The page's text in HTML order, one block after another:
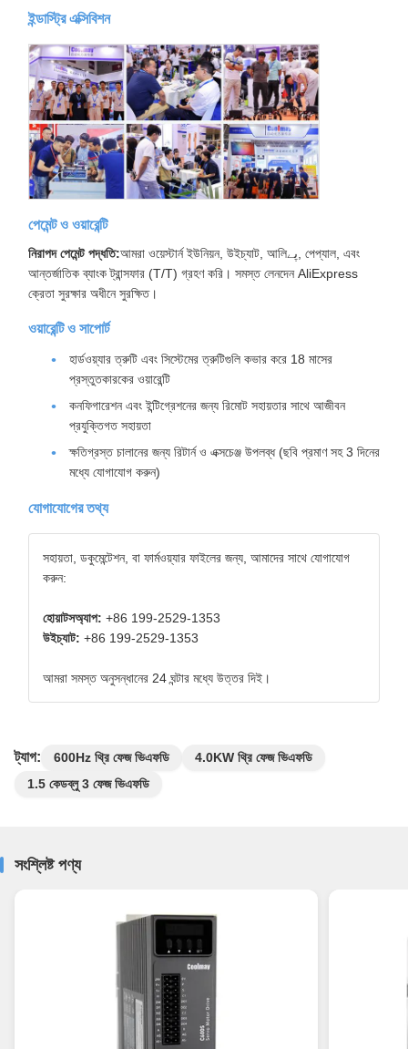
ইন্ডাস্ট্রি এক্সিবিশন
পেমেন্ট ও ওয়ারেন্টি
নিরাপদ পেমেন্ট পদ্ধতি:আমরা ওয়েস্টার্ন ইউনিয়ন, উইচ্যাট, আলিپے, পেপ্যাল, এবং
আন্তর্জাতিক ব্যাংক ট্রান্সফার (T/T) গ্রহণ করি। সমস্ত লেনদেন AliExpress
ক্রেতা সুরক্ষার অধীনে সুরক্ষিত।
ওয়ারেন্টি ও সাপোর্ট
হার্ডওয়্যার ত্রুটি এবং সিস্টেমের ত্রুটিগুলি কভার করে 18 মাসের
প্রস্তুতকারকের ওয়ারেন্টি
কনফিগারেশন এবং ইন্টিগ্রেশনের জন্য রিমোট সহায়তার সাথে আজীবন
প্রযুক্তিগত সহায়তা
ক্ষতিগ্রস্ত চালানের জন্য রিটার্ন ও এক্সচেঞ্জ উপলব্ধ (ছবি প্রমাণ সহ 3 দিনের
মধ্যে যোগাযোগ করুন)
যোগাযোগের তথ্য
সহায়তা, ডকুমেন্টেশন, বা ফার্মওয়্যার ফাইলের জন্য, আমাদের সাথে যোগাযোগ
করুন:
হোয়াটসঅ্যাপ: +86 199-2529-1353
উইচ্যাট: +86 199-2529-1353
আমরা সমস্ত অনুসন্ধানের 24 ঘন্টার মধ্যে উত্তর দিই।
ট্যাগ: 600Hz থ্রি ফেজ ভিএফডি
4.0KW থ্রি ফেজ ভিএফডি
1.5 কেডব্লু 3 ফেজ ভিএফডি
সংশ্লিষ্ট পণ্য